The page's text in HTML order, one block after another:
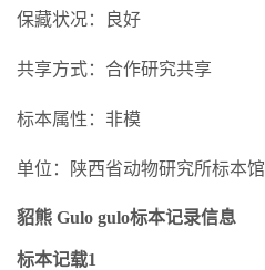
保藏状况：良好
共享方式：合作研究共享
标本属性：非模
单位：陕西省动物研究所标本馆
貂熊 Gulo gulo标本记录信息
标本记载1